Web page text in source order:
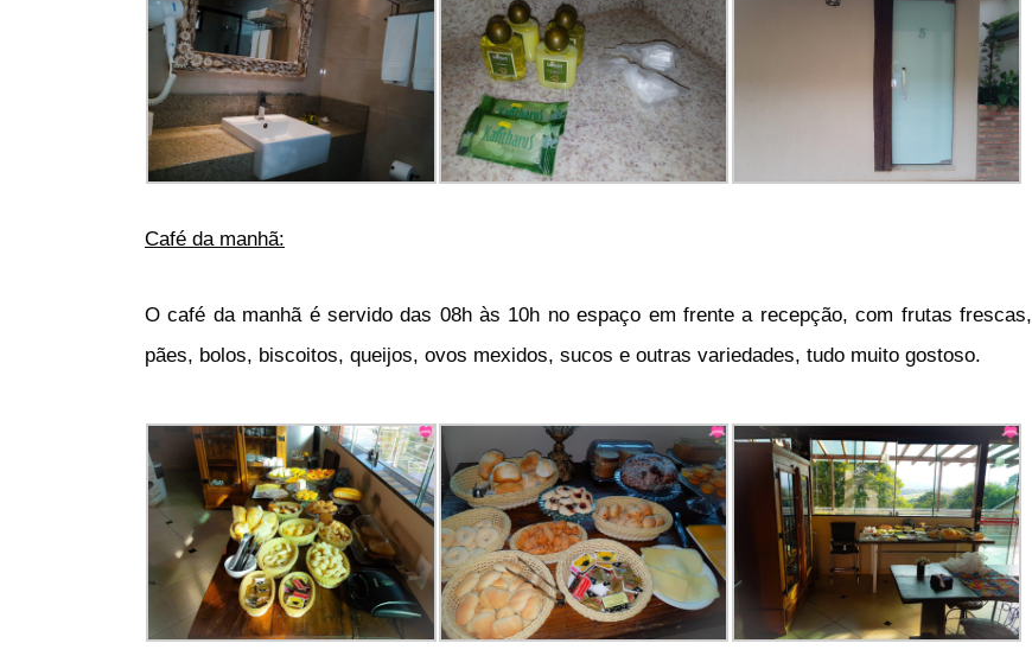
Café da manhã:
O café da manhã é servido das 08h às 10h no espaço em frente a recepção, com frutas frescas,
pães, bolos, biscoitos, queijos, ovos mexidos, sucos e outras variedades, tudo muito gostoso.